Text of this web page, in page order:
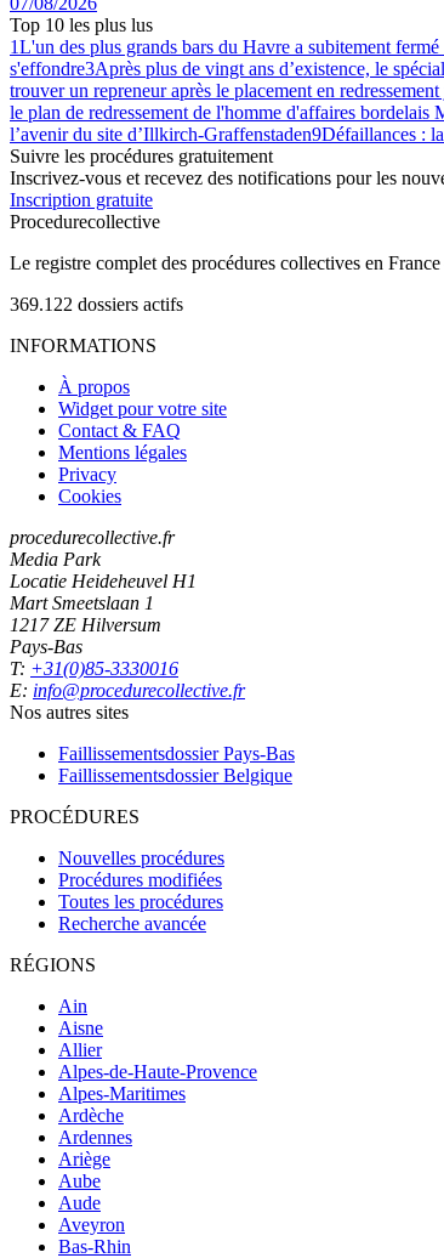
Top 10 les plus lus
1L'un des plus grands bars du Havre a subitement
s'effondre3Après plus de vingt ans d’existence, le
trouver un repreneur après le placement en
le plan de redressement de l'homme d'affaires
l’avenir du site d’Illkirch-Graffenstaden9Défaillances :
Suivre les procédures gratuitement
Inscrivez-vous et recevez des notifications pour les
Inscription gratuite
Procedurecollective
Le registre complet des procédures collectives en
369.122 dossiers actifs
INFORMATIONS
À propos
Widget pour votre site
Contact & FAQ
Mentions légales
Privacy
Cookies
procedurecollective.fr
Media Park
Locatie Heideheuvel H1
Mart Smeetslaan 1
1217 ZE Hilversum
Pays-Bas
T: +31(0)85-3330016
E: info@procedurecollective.fr
Nos autres sites
Faillissementsdossier Pays-Bas
Faillissementsdossier Belgique
PROCÉDURES
Nouvelles procédures
Procédures modifiées
Toutes les procédures
Recherche avancée
RÉGIONS
Ain
Aisne
Allier
Alpes-de-Haute-Provence
Alpes-Maritimes
Ardèche
Ardennes
Ariège
Aube
Aude
Aveyron
Bas-Rhin